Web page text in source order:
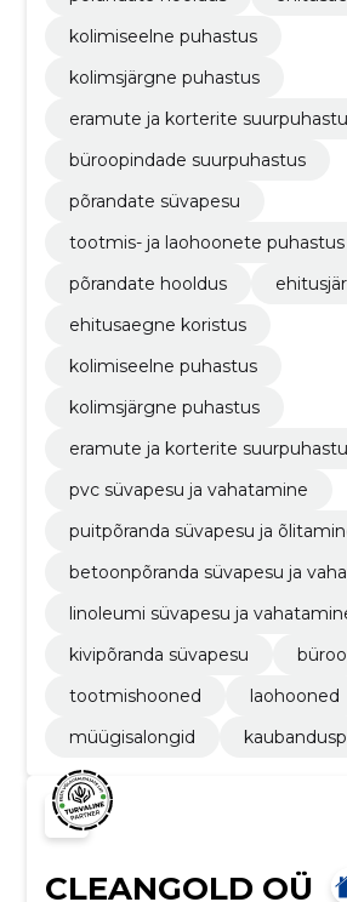
kolimiseelne puhastus
kolimsjärgne puhastus
​eramute ja korterite
büroopindade suurpuhastus
põrandate süvapesu
tootmis- ja laohoonete puhastus
põrandate hooldus
ehitusaegne koristus
kolimiseelne puhastus
kolimsjärgne puhastus
​eramute ja korterite
pvc süvapesu ja vahatamine
puitpõranda süvapesu ja
betoonpõranda süvapesu ja
linoleumi süvapesu ja
kivipõranda süvapesu
tootmishooned
laohooned
müügisalongid
CLEANGOLD OÜ